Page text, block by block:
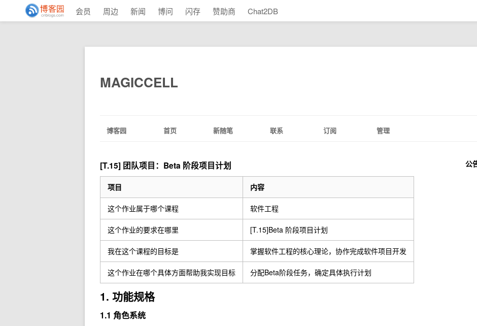
会员 周边 新闻 博问 闪存 赞助商 Chat2DB
MAGICCELL
博客园 首页 新随笔 联系 订阅 管理
[T.15] 团队项目：Beta 阶段项目计划
项目 内容
这个作业属于哪个课程 软件工程
这个作业的要求在哪里 [T.15]Beta 阶段项目计划
我在这个课程的目标是 掌握软件工程的核心理论，协作完成软件项目开发
这个作业在哪个具体方面帮助我实现目标 分配Beta阶段任务，确定具体执行计划
1. 功能规格
1.1 角色系统
公